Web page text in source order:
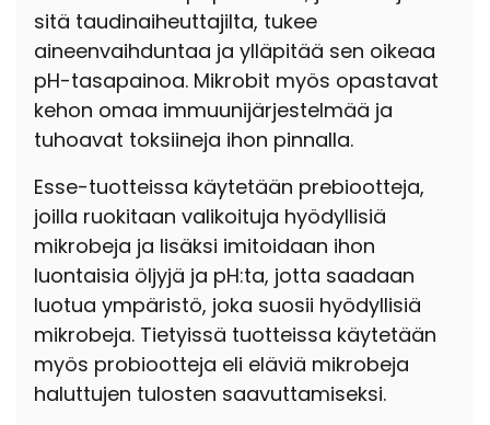
sitä taudinaiheuttajilta, tukee
aineenvaihduntaa ja ylläpitää sen oikeaa
pH-tasapainoa. Mikrobit myös opastavat
kehon omaa immuunijärjestelmää ja
tuhoavat toksiineja ihon pinnalla.
Esse-tuotteissa käytetään prebiootteja,
joilla ruokitaan valikoituja hyödyllisiä
mikrobeja ja lisäksi imitoidaan ihon
luontaisia öljyjä ja pH:ta, jotta saadaan
luotua ympäristö, joka suosii hyödyllisiä
mikrobeja. Tietyissä tuotteissa käytetään
myös probiootteja eli eläviä mikrobeja
haluttujen tulosten saavuttamiseksi.